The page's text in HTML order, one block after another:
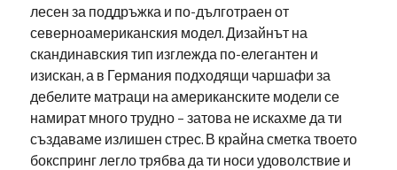
лесен за поддръжка и по-дълготраен от
северноамериканския модел. Дизайнът на
скандинавския тип изглежда по-елегантен и
изискан, а в Германия подходящи чаршафи за
дебелите матраци на американските модели се
намират много трудно – затова не искахме да ти
създаваме излишен стрес. В крайна сметка твоето
бокспринг легло трябва да ти носи удоволствие и